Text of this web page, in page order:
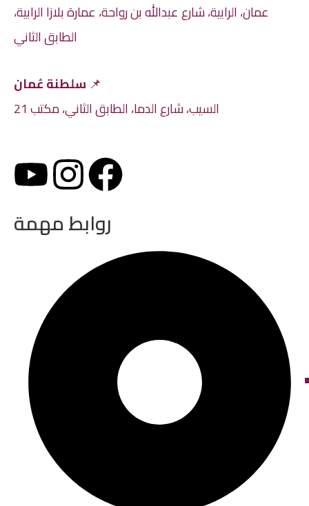
عمان، الرابية، شارع عبدالله بن رواحة، عمارة بلازا الرابية،
الطابق الثاني
📌 سلطنة عُمان
السيب، شارع الدما، الطابق الثاني، مكتب 21
روابط مهمة